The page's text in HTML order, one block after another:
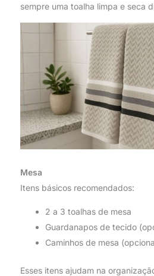
sempre uma toalha limpa e seca
Mesa
Itens básicos recomendados:
2 a 3 toalhas de mesa
Guardanapos de tecido
Caminhos de mesa
Esses itens ajudam na